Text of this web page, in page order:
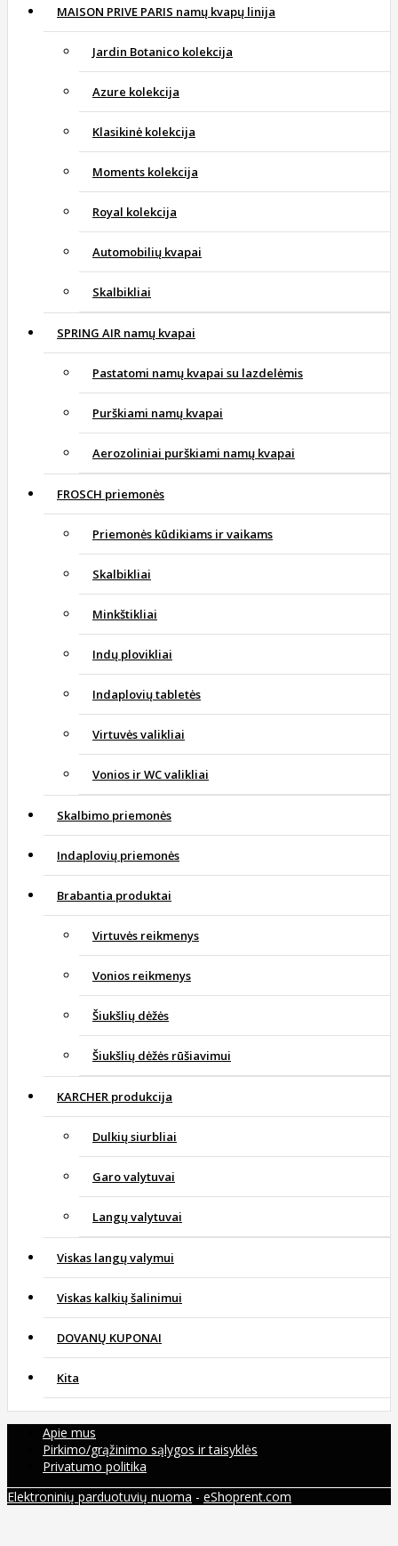
MAISON PRIVE PARIS namų kvapų linija
Jardin Botanico kolekcija
Azure kolekcija
Klasikinė kolekcija
Moments kolekcija
Royal kolekcija
Automobilių kvapai
Skalbikliai
SPRING AIR namų kvapai
Pastatomi namų kvapai su lazdelėmis
Purškiami namų kvapai
Aerozoliniai purškiami namų kvapai
FROSCH priemonės
Priemonės kūdikiams ir vaikams
Skalbikliai
Minkštikliai
Indų plovikliai
Indaplovių tabletės
Virtuvės valikliai
Vonios ir WC valikliai
Skalbimo priemonės
Indaplovių priemonės
Brabantia produktai
Virtuvės reikmenys
Vonios reikmenys
Šiukšlių dėžės
Šiukšlių dėžės rūšiavimui
KARCHER produkcija
Dulkių siurbliai
Garo valytuvai
Langų valytuvai
Viskas langų valymui
Viskas kalkių šalinimui
DOVANŲ KUPONAI
Kita
Apie mus
Pirkimo/grąžinimo sąlygos ir taisyklės
Privatumo politika
Elektroninių parduotuvių nuoma - eShoprent.com